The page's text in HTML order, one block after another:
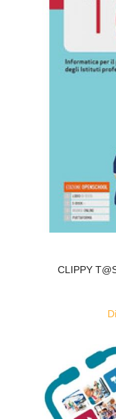
CLIPPY